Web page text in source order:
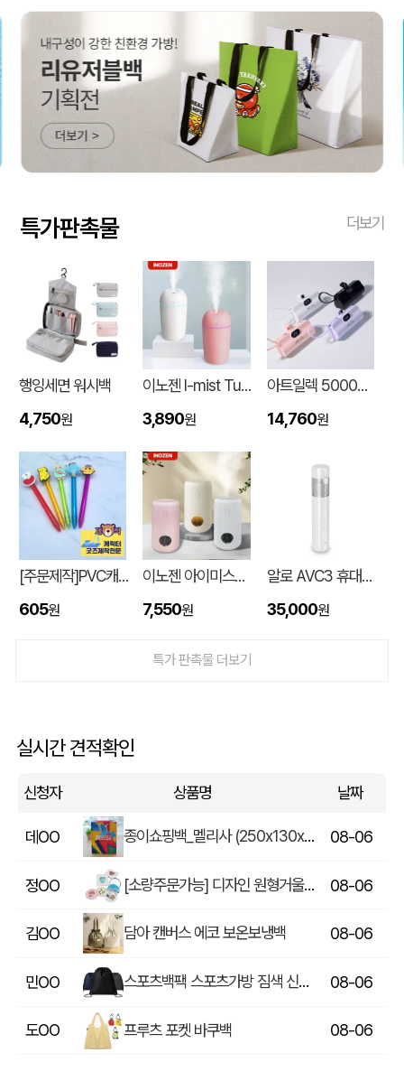
특가판촉물 더보기
행잉세면 워시백
4,750원
이노젠 I-mist Tumbler 미니가습기 420ml
3,890원
아트일렉 5000mAh 도킹형 보조 배터리
14,760원
[주문제작]PVC캐릭터 디오네캔디볼펜(2D)
605원
이노젠 아이미스트 에어 무드등 휴대용 무선가습기
7,550원
알로 AVC3 휴대용 3in1 에어건 핸디 차량용 무선청소기
35,000원
특가 판촉물 더보기
실시간 견적확인
신청자 상품명 날짜
신OO 대형 타포린가방 긴 손잡이 숄더가능(11color) (420x400x250mm)
김OO 버브 3LU-01 파우치 6K 암막코팅 미니 양우산
김OO
데OO 08-06
정OO [소량주문가능] 디자인 원형거울(칼라) (70파이/75파이) 08-06
김OO 담아 캔버스 에코 보온보냉백 08-06
민OO 08-06
도OO 프루츠 포켓 바쿠백 08-06
문OO [보틀로만] 리유저블 컵 355ml 08-06